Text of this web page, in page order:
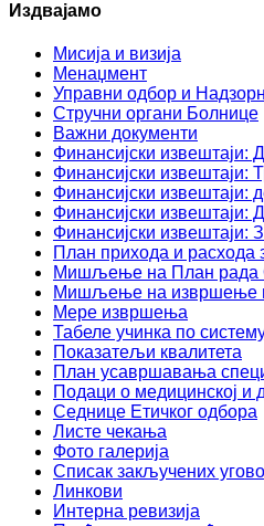
Издвајамо
Мисија и визија
Менаџмент
Управни одбор и
Стручни органи Болнице
Важни документи
Финансијски извештаји:
Финансијски извештаји:
Финансијски извештаји:
Финансијски извештаји:
Финансијски извештаји:
План прихода и расхода
Мишљење на План рада
Мишљење на извршење
Мере извршења
Табеле учинка по
Показатељи квалитета
План усавршавања
Подаци о медицинској и
Седнице Етичког одбора
Листе чекања
Фото галерија
Списак закључених
Линкови
Интерна ревизија